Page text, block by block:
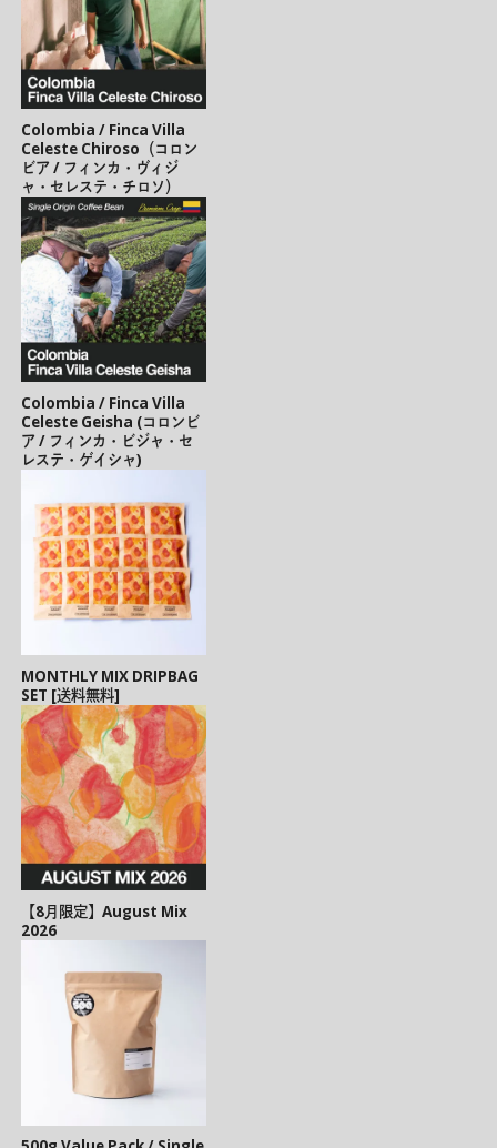
Colombia / Finca Villa
Celeste Chiroso（コロン
ビア / フィンカ・ヴィジ
ャ・セレステ・チロソ）
Colombia / Finca Villa
Celeste Geisha (コロンビ
ア / フィンカ・ビジャ・セ
レステ・ゲイシャ)
MONTHLY MIX DRIPBAG
SET [送料無料]
【8月限定】August Mix
2026